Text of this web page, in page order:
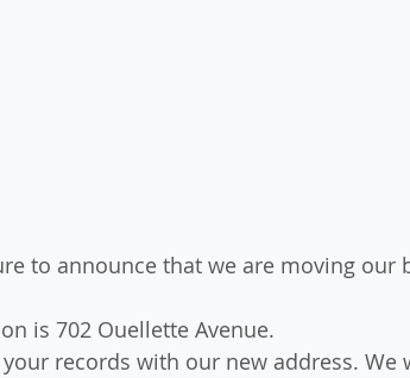
to announce that we are moving our
is 702 Ouellette Avenue.
records with our new address. We